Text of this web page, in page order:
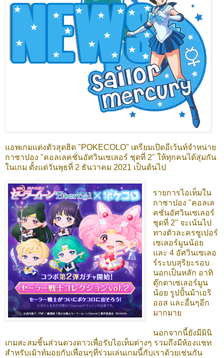
แอพเกมแต่งตัวสุดฮิต "POKECOLO" เตรียมเปิดอีเว้นท์จำหน่าย
กาชาปอง "คอลเลคชั่นอัศวินเซเลอร์ ชุดที่ 2" ให้ทุกคนได้สุ่มกัน
ในเกม ตั้งแต่วันพุธที่ 2 ธันวาคม 2021 เป็นต้นไป
รายการไอเท็มใน
กาชาปอง "คอลเล
คชั่นอัศวินเซเลอร์
ชุดที่ 2" จะเน้นไป
ทางตัวละครซูเปอร์
เซเลอร์มูนน้อย
และ 4 อัศวินเซเลอ
ร์ระบบสุริยะรอบ
นอกเป็นหลัก อาทิ
ตุ๊กตาเซเลอร์มูน
น้อย รูปปั้นม้าเอริ
ออส และอื่นๆอีก
มากมาย
นอกจากนี้ยังมีมินิ
เกมสะสมชิ้นส่วนดวงดาวเพื่อรับไอเท็มต่างๆ รวมถึงมีห้องแชท
สำหรับเม้าท์มอยกับเพื่อนๆที่ร่วมเล่นเกมนี้กับเราด้วยเช่นกัน